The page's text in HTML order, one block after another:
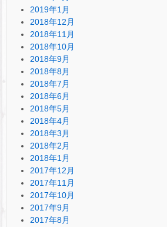
2019年1月
2018年12月
2018年11月
2018年10月
2018年9月
2018年8月
2018年7月
2018年6月
2018年5月
2018年4月
2018年3月
2018年2月
2018年1月
2017年12月
2017年11月
2017年10月
2017年9月
2017年8月